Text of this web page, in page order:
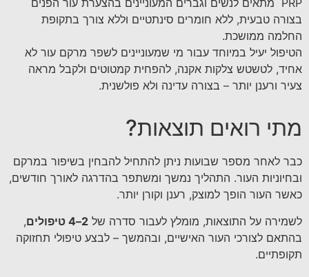
בצורה טבעית, ללא חומרים סינתטיים וללא צורך בתקופת
החלמה ממושכת.
הטיפול יעיל במיוחד עבור מי שמעוניינים לשפר מרקם עור לא
אחיד, לטשטש צלקות אקנה, להפחית קמטוטים ולקבל מראה
צעיר ורענן יותר – בצורה עדינה ולא פולשנית.
מתי רואים תוצאות?
כבר לאחר מספר שבועות ניתן להתחיל להבחין בשיפור במרקם
ובחיוניות העור. התהליך נמשך ומשתפר בהדרגה לאורך חודשים,
כאשר העור הופך למוצק, רענן וקורן יותר.
לשמירה על התוצאות, מומלץ לעבור סדרה של 2–4 טיפולים
,
בהתאם לצורכי העור האישיים, ובהמשך – לבצע טיפולי תחזוקה
תקופתיים.